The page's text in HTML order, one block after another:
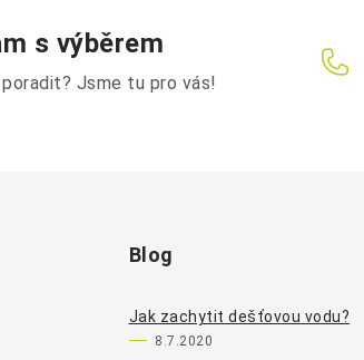
s výběrem
Jsme tu pro vás!
Blog
Jak zachytit dešťovou vodu?
8.7.2020